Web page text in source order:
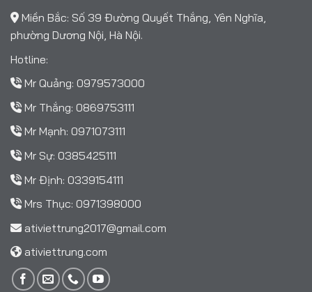
Miền Bắc: Số 39 Đường Quyết Thắng, Yên Nghĩa,
phường Dương Nội, Hà Nội.
Hotline:
Mr Quảng: 0979573000
Mr Thắng: 0869753111
Mr Mạnh: 0971073111
Mr Sự: 0385425111
Mr Định: 0339154111
Mrs Thục: 0971398000
ativiettrung2017@gmail.com
ativiettrung.com